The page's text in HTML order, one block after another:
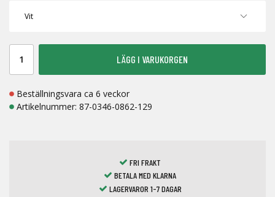
LÄGG I VARUKORGEN
Beställningsvara ca 6 veckor
Artikelnummer: 87-0346-0862-129
FRI FRAKT
BETALA MED KLARNA
LAGERVAROR 1-7 DAGAR